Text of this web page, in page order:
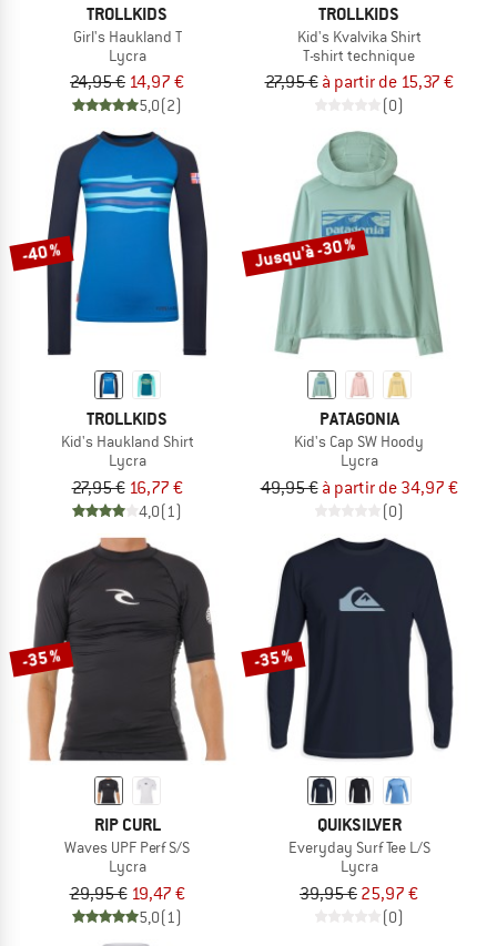
TROLLKIDS
Girl's Haukland T
Lycra
24,95 € 14,97 €
5,0(2)
TROLLKIDS
Kid's Kvalvika Shirt
T-shirt technique
27,95 € à partir de 15,37 €
(0)
-40 %
TROLLKIDS
Kid's Haukland Shirt
Lycra
27,95 € 16,77 €
4,0(1)
Jusqu'à -30 %
PATAGONIA
Kid's Cap SW Hoody
Lycra
49,95 € à partir de 34,97 €
(0)
-35 %
RIP CURL
Waves UPF Perf S/S
Lycra
29,95 € 19,47 €
5,0(1)
-35 %
QUIKSILVER
Everyday Surf Tee L/S
Lycra
39,95 € 25,97 €
(0)